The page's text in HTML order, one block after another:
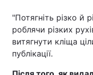
"Потягніть різко й
роблячи різких
витягнути кліща
публікації.